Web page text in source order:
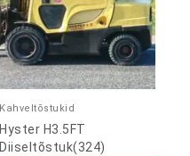
Kahveltõstukid
Hyster H3.5FT
Diiseltõstuk(324)